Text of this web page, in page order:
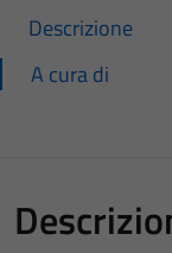
Descrizione
A cura di